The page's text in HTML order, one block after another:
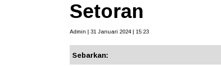
Setoran
Admin | 31 Januari 2024 | 15:23
Sebarkan: